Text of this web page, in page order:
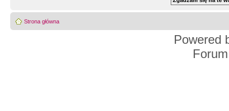
Strona główna
Powered